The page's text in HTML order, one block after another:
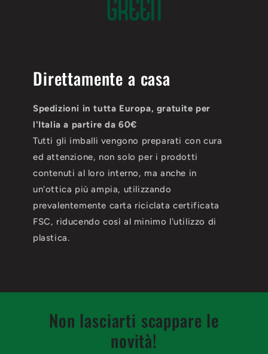
Direttamente a casa
Spedizioni in tutta Europa, gratuite per
l'Italia a partire da 60€
Tutti gli imballi vengono preparati con cura
ed attenzione, non solo per i prodotti
contenuti al loro interno, ma anche in
un'ottica più ampia, utilizzando
prevalentemente carta riciclata certificata
FSC, riducendo così al minimo l'utilizzo di
plastica.
Non lasciarti scappare le
novità!